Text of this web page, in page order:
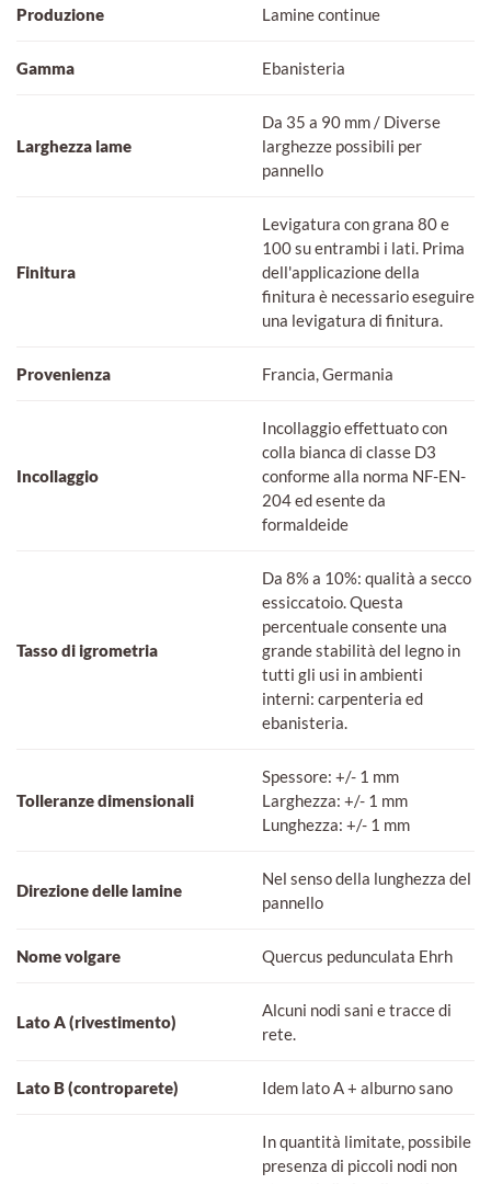
Produzione Lamine continue
Gamma Ebanisteria
Larghezza lame
Da 35 a 90 mm / Diverse
larghezze possibili per
pannello
Finitura
Levigatura con grana 80 e
100 su entrambi i lati. Prima
dell'applicazione della
finitura è necessario eseguire
una levigatura di finitura.
Provenienza Francia, Germania
Incollaggio
Incollaggio effettuato con
colla bianca di classe D3
conforme alla norma NF-EN-
204 ed esente da
formaldeide
Tasso di igrometria
Da 8% a 10%: qualità a secco
essiccatoio. Questa
percentuale consente una
grande stabilità del legno in
tutti gli usi in ambienti
interni: carpenteria ed
ebanisteria.
Tolleranze dimensionali
Spessore: +/- 1 mm
Larghezza: +/- 1 mm
Lunghezza: +/- 1 mm
Direzione delle lamine
Nel senso della lunghezza del
pannello
Nome volgare Quercus pedunculata Ehrh
Lato A (rivestimento)
Alcuni nodi sani e tracce di
rete.
Lato B (controparete) Idem lato A + alburno sano
In quantità limitate, possibile
presenza di piccoli nodi non